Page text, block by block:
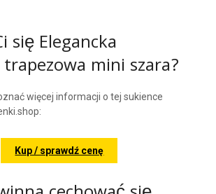
się Elegancka
mini szara?
więcej informacji o tej sukience
Kup / sprawdź cenę